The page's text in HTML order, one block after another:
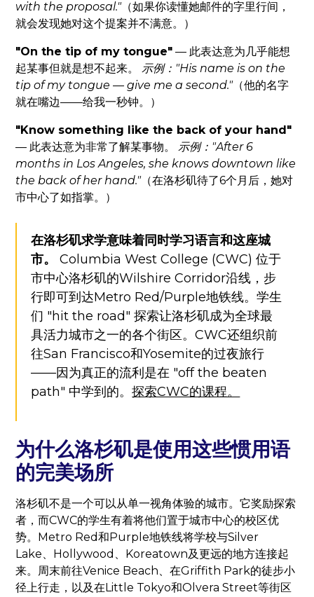
with the proposal."（如果你读懂她邮件的字里行间，
就会发现她对这个提案并不满意。）
"On the tip of my tongue" — 此表达意为几乎能想
起某事但就是想不起来。示例："His name is on the
tip of my tongue — give me a second."（他的名字
就在嘴边——给我一秒钟。）
"Know something like the back of your hand"
— 此表达意为非常了解某事物。示例："After 6
months in Los Angeles, she knows downtown like
the back of her hand."（在洛杉矶待了6个月后，她对
市中心了如指掌。）
在洛杉矶求学意味着同时学习语言和这座城
市。
Columbia West College (CWC) 位于
市中心洛杉矶的Wilshire Corridor沿线，步
行即可到达Metro Red/Purple地铁线。学生
们 "hit the road" 探索让洛杉矶成为全球最
具活力城市之一的各个街区。CWC还组织前
往San Francisco和Yosemite的过夜旅行
——因为真正的流利是在 "off the beaten
path" 中学到的。探索CWC的课程。
为什么洛杉矶是使用这些惯用语
的完美场所
洛杉矶不是一个可以从单一视角体验的城市。它奖励探索
者，而CWC的学生有着将他们置于城市中心的校区优
势。Metro Red和Purple地铁线将学校与Silver
Lake、Hollywood、Koreatown及更远的地方连接起
来。周末前往Venice Beach、在Griffith Park的徒步小
径上行走，以及在Little Tokyo和Olvera Street等街区